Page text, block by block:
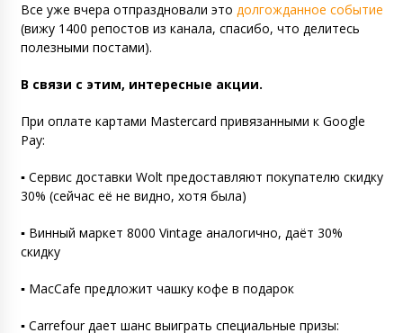
Все уже вчера отпраздновали это долгожданное событие
(вижу 1400 репостов из канала, спасибо, что делитесь
полезными постами).
В связи с этим, интересные акции.
При оплате картами Mastercard привязанными к Google
Pay:
▪️ Сервис доставки Wolt предоставляют покупателю скидку
30% (сейчас её не видно, хотя была)
▪️ Винный маркет 8000 Vintage аналогично, даёт 30%
скидку
▪️ MacCafe предложит чашку кофе в подарок
▪️ Carrefour дает шанс выиграть специальные призы: